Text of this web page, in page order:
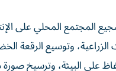
المجتمع المحلي على
وتوسيع الرقعة
على البيئة، وترسيخ